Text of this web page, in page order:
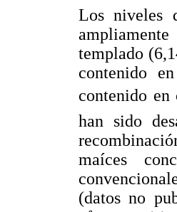
Los niveles
templado
contenido
contenido en
han sido
maíces
(datos no